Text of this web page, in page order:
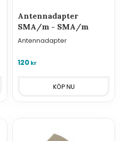
Antennadapter
SMA/m - SMA/m
Antennadapter
120 kr